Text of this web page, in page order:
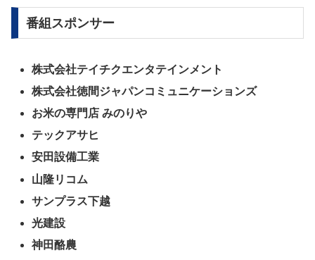
番組スポンサー
株式会社テイチクエンタテインメント
株式会社徳間ジャパンコミュニケーションズ
お米の専門店 みのりや
テックアサヒ
安田設備工業
山隆リコム
サンプラス下越
光建設
神田酪農